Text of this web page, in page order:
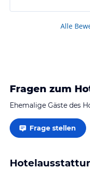
Alle
Fragen zum
Ehemalige Gäste des
Frage stellen